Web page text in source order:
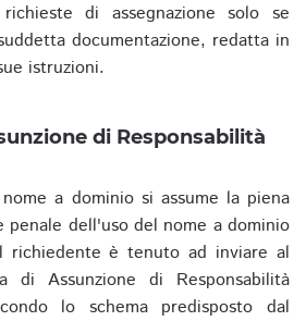
di assegnazione solo se
documentazione, redatta in
istruzioni.
di Responsabilità
a dominio si assume la piena
penale dell'uso del nome a dominio
è tenuto ad inviare al
di Assunzione di Responsabilità
lo schema predisposto dal